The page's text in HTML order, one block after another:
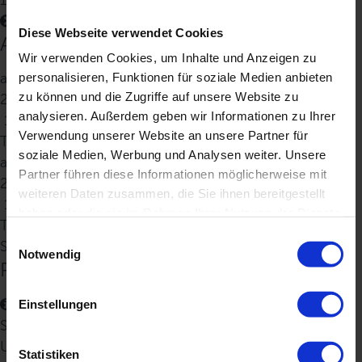
Diese Webseite verwendet Cookies
Wir verwenden Cookies, um Inhalte und Anzeigen zu
personalisieren, Funktionen für soziale Medien anbieten
zu können und die Zugriffe auf unsere Website zu
analysieren. Außerdem geben wir Informationen zu Ihrer
Verwendung unserer Website an unsere Partner für
soziale Medien, Werbung und Analysen weiter. Unsere
Partner führen diese Informationen möglicherweise mit
weiteren Daten zusammen, die Sie ihnen bereitgestellt
Cookies, wenn Sie unsere Webseite weiterhin nutzen.
w
i
l
l
Notwendig
Einstellungen
Statistiken
Abfahrt/Ankunft
ab:
20 Okt 2026
19:00
Thap Lamu
an:
26 Okt 2026
10:00
Thap Lamu
Special 20% OFF
Preise & Verfügbarkeit
Standard Twin/Double
Unterdeck